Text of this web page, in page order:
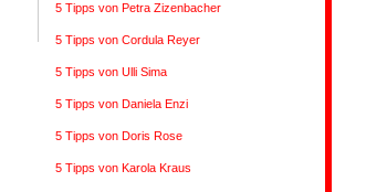
5 Tipps von Petra Zizenbacher
5 Tipps von Cordula Reyer
5 Tipps von Ulli Sima
5 Tipps von Daniela Enzi
5 Tipps von Doris Rose
5 Tipps von Karola Kraus